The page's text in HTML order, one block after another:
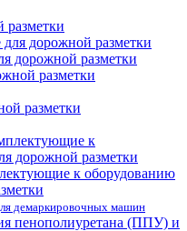
разметки
дорожной разметки
разметки
к оборудованию
демаркировочных машин
пенополиуретана (ППУ) и